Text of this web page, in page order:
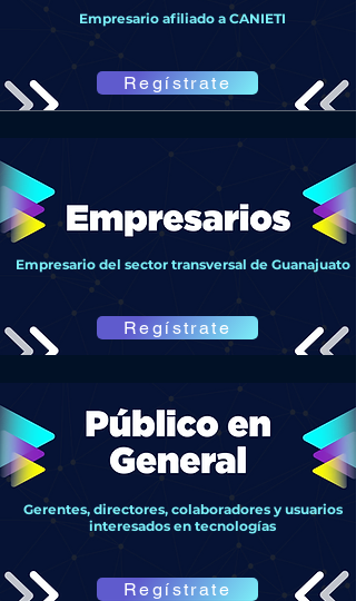
Empresario afiliado a CANIETI
Regístrate
Empresario del sector transversal de Guanajuato
Regístrate
Gerentes, directores, colaboradores y usuarios
interesados en tecnologías
Regístrate